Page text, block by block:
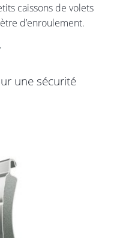
caissons de volets
d’enroulement.
une sécurité